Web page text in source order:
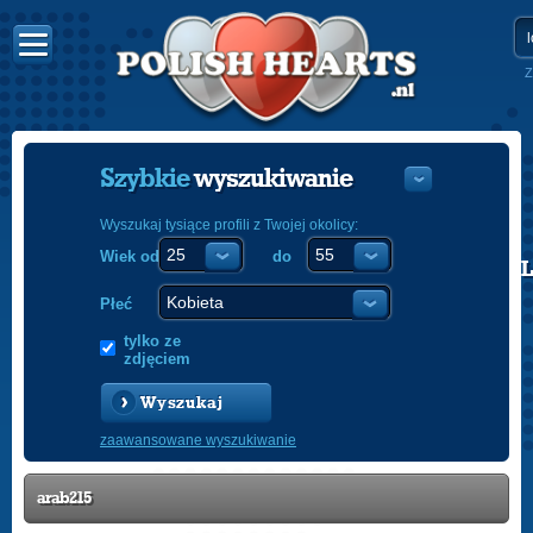
POLISH
Szybkiewyszukiwanie
Wyszukaj tysiące profili z Twojej okolicy:
Wiek od do
Płeć
tylko ze
zdjęciem
Wyszukaj
zaawansowane wyszukiwanie
arab215